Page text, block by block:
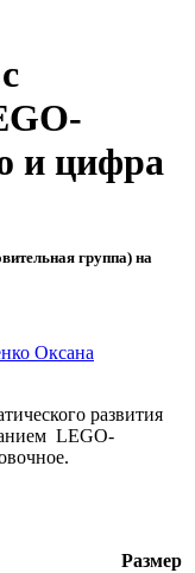
и цифра
группа) на
Оксана
развития
LEGO-
Размер